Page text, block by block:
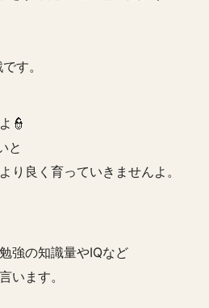
す。
👮
と
り良く育っていきませんよ。
強の知識量やIQなど
います。